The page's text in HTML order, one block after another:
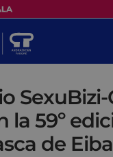
la 59º
de